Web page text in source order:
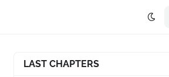
LAST CHAPTERS